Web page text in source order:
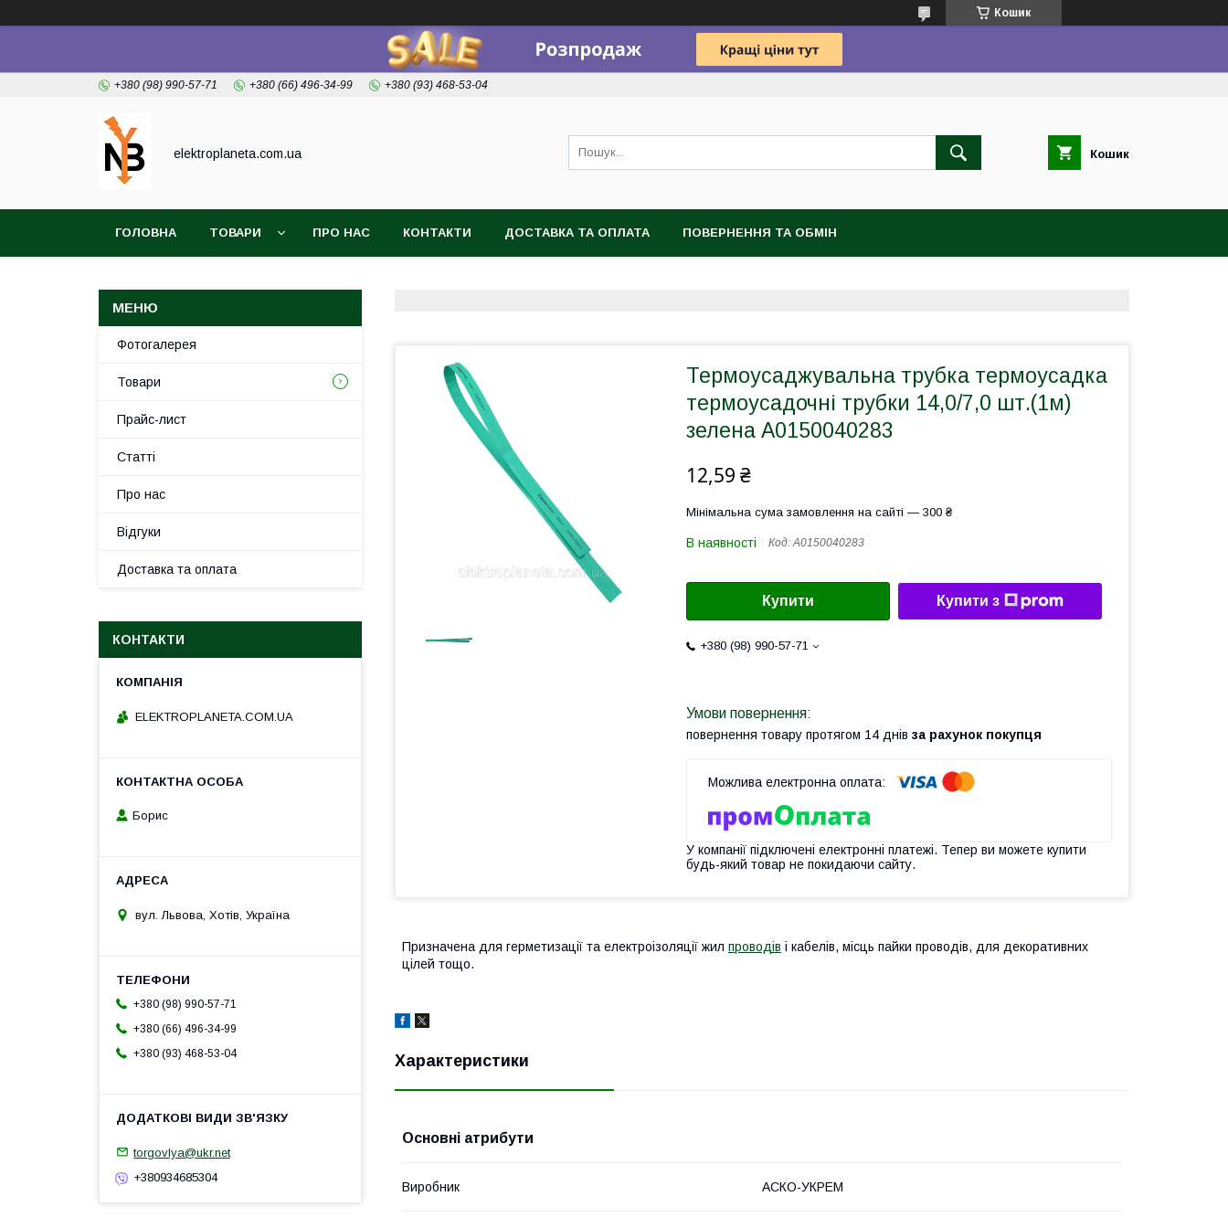
Кошик
+380 (98) 990-57-71 +380 (66) 496-34-99 +380 (93) 468-53-04
elektroplaneta.com.ua Кошик
ГОЛОВНА ТОВАРИ ПРО НАС КОНТАКТИ ДОСТАВКА ТА ОПЛАТА ПОВЕРНЕННЯ ТА ОБМІН
Термоусаджувальна трубка термоусадка
термоусадочні трубки 14,0/7,0 шт.(1м)
зелена A0150040283
12,59 ₴
Мінімальна сума замовлення на сайті — 300 ₴
В наявності Код:A0150040283
Купити Купити з
+380 (98) 990-57-71
повернення товару протягом 14 днів за рахунок покупця
У компанії підключені електронні платежі. Тепер ви можете купити
будь-який товар не покидаючи сайту.
Призначена для герметизації та електроізоляції жил проводів і кабелів, місць пайки проводів, для декоративних
цілей тощо.
Характеристики
Основні атрибути
Виробник АСКО-УКРЕМ
Фотогалерея
Товари
Прайс-лист
Статті
Про нас
Відгуки
Доставка та оплата
КОНТАКТИ
ELEKTROPLANETA.COM.UA
Борис
вул. Львова, Хотів, Україна
+380 (98) 990-57-71
+380 (66) 496-34-99
+380 (93) 468-53-04
torgovlya@ukr.net
+380934685304